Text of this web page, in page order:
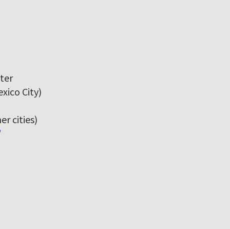
City)
cities)